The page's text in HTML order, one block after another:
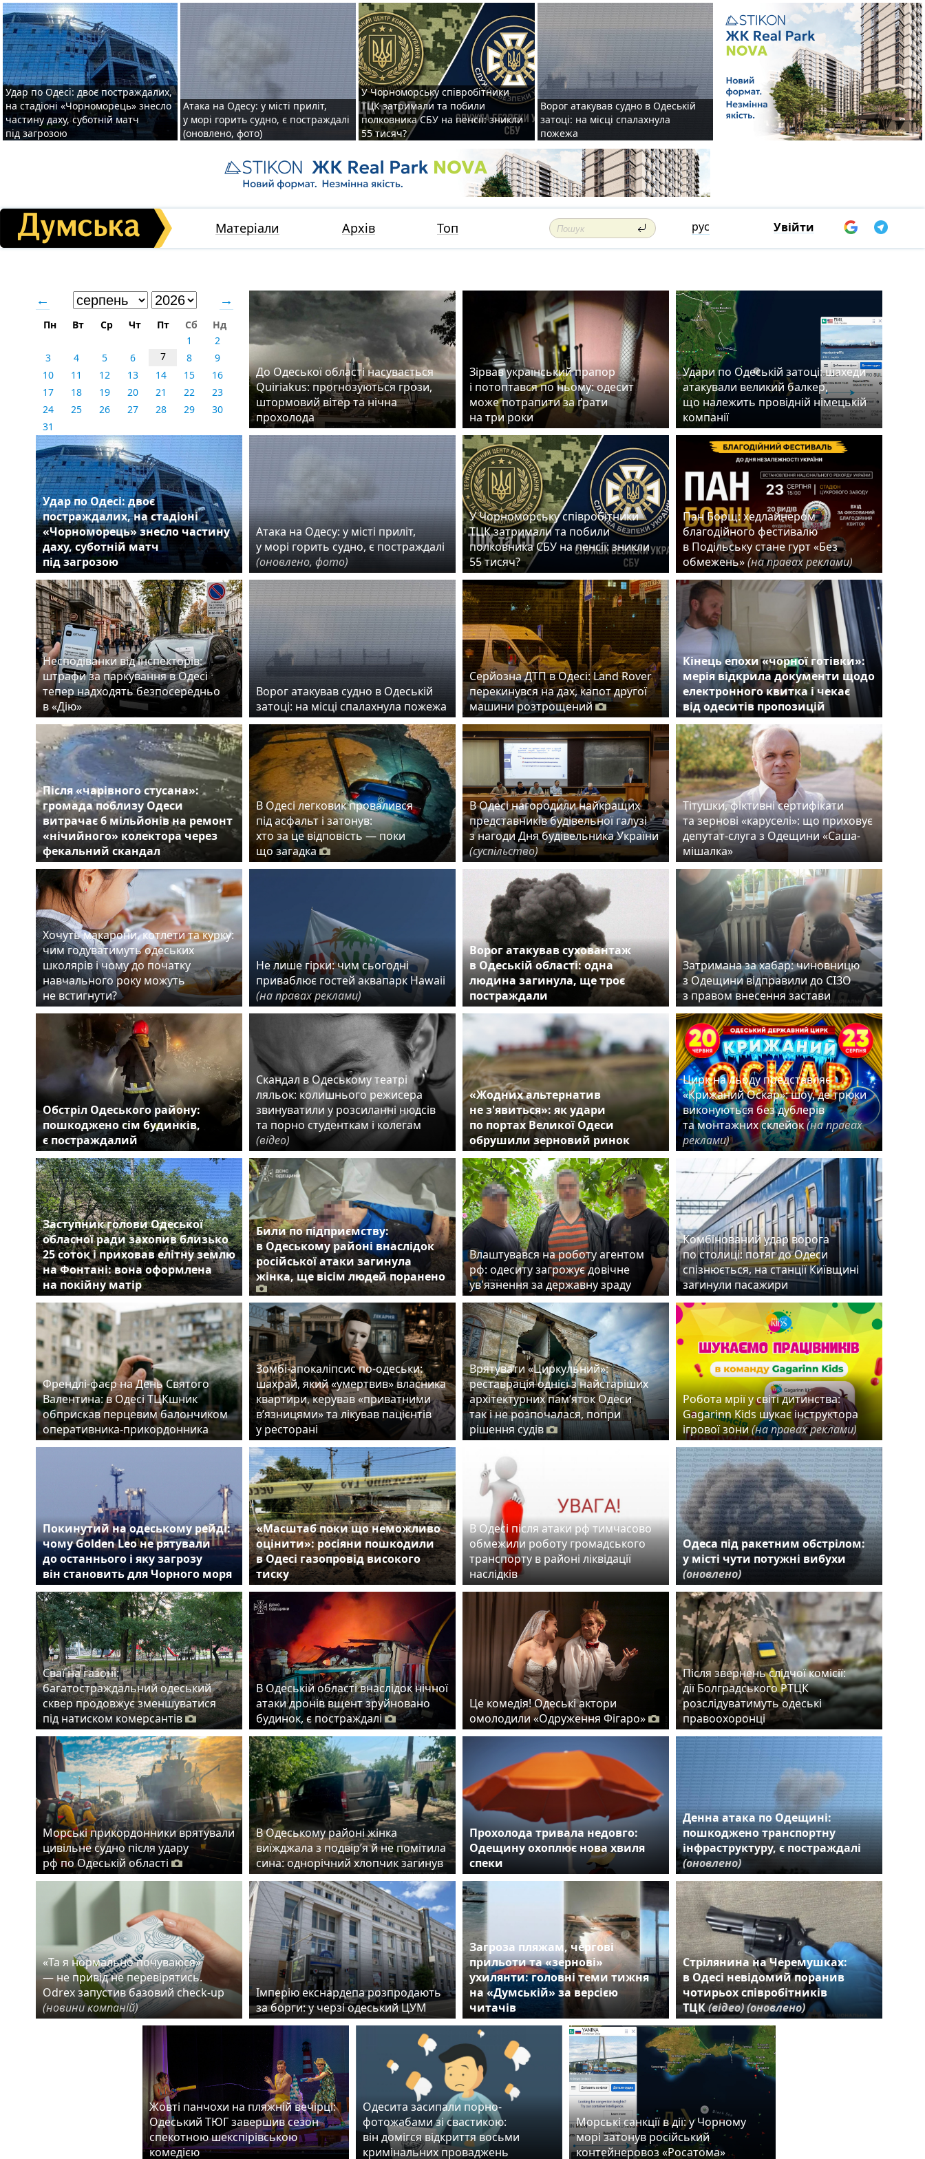
Удар по Одесі: двоє постраждалих,
на стадіоні «Чорноморець» знесло
частину даху, суботній матч
під загрозою
Атака на Одесу: у місті приліт,
у морі горить судно, є постраждалі
(оновлено, фото)
У Чорноморську співробітники
ТЦК затримали та побили
полковника СБУ на пенсії: зникли
55 тисяч?
Ворог атакував судно в Одеській
затоці: на місці спалахнула
пожежа
Матеріали Архів Топ рус Увійти
← →
Пн Вт Ср Чт Пт Сб
Нд
1
2
3
4 5 6 7 8
9
10
11 12 13 14 15
16
17
18 19 20 21 22
23
24
25 26 27 28 29
30
31
До Одеської області насувається
Quiriakus: прогнозуються грози,
штормовий вітер та нічна
прохолода
Зірвав український прапор
і потоптався по ньому: одесит
може потрапити за ґрати
на три роки
Удари по Одеській затоці: шахеди
атакували великий балкер,
що належить провідній німецькій
компанії
Удар по Одесі: двоє
постраждалих, на стадіоні
«Чорноморець» знесло частину
даху, суботній матч
під загрозою
Атака на Одесу: у місті приліт,
у морі горить судно, є постраждалі
(оновлено, фото)
У Чорноморську співробітники
ТЦК затримали та побили
полковника СБУ на пенсії: зникли
55 тисяч?
Пан Борщ: хедлайнером
благодійного фестивалю
в Подільську стане гурт «Без
обмежень»(на правах реклами)
Несподіванки від інспекторів:
штрафи за паркування в Одесі
тепер надходять безпосередньо
в «Дію»
Ворог атакував судно в Одеській
затоці: на місці спалахнула пожежа
Серйозна ДТП в Одесі: Land Rover
перекинувся на дах, капот другої
машини розтрощений
Кінець епохи «чорної готівки»:
мерія відкрила документи щодо
електронного квитка і чекає
від одеситів пропозицій
Після «чарівного стусана»:
громада поблизу Одеси
витрачає 6 мільйонів на ремонт
«нічийного» колектора через
фекальний скандал
В Одесі легковик провалився
під асфальт і затонув:
хто за це відповість — поки
що загадка
В Одесі нагородили найкращих
представників будівельної галузі
з нагоди Дня будівельника України
(суспільство)
Тітушки, фіктивні сертифікати
та зернові «каруселі»: що приховує
депутат-слуга з Одещини «Саша-
мішалка»
Хочуть макарони, котлети та курку:
чим годуватимуть одеських
школярів і чому до початку
навчального року можуть
не встигнути?
Не лише гірки: чим сьогодні
приваблює гостей аквапарк Hawaii
(на правах реклами)
Ворог атакував суховантаж
в Одеській області: одна
людина загинула, ще троє
постраждали
Затримана за хабар: чиновницю
з Одещини відправили до СІЗО
з правом внесення застави
Обстріл Одеського району:
пошкоджено сім будинків,
є постраждалий
Скандал в Одеському театрі
ляльок: колишнього режисера
звинуватили у розсиланні нюдсів
та порно студенткам і колегам
(відео)
«Жодних альтернатив
не з'явиться»: як удари
по портах Великої Одеси
обрушили зерновий ринок
Цирк на льоду представляє
«Крижаний Оскар»: шоу, де трюки
виконуються без дублерів
та монтажних склейок(на правах
реклами)
Заступник голови Одеської
обласної ради захопив близько
25 соток і приховав елітну землю
на Фонтані: вона оформлена
на покійну матір
Били по підприємству:
в Одеському районі внаслідок
російської атаки загинула
жінка, ще вісім людей поранено
Влаштувався на роботу агентом
рф: одеситу загрожує довічне
ув'язнення за державну зраду
Комбінований удар ворога
по столиці: потяг до Одеси
спізнюється, на станції Київщині
загинули пасажири
Френдлі-фаєр на День Святого
Валентина: в Одесі ТЦКшник
обприскав перцевим балончиком
оперативника-прикордонника
Зомбі-апокаліпсис по-одеськи:
шахрай, який «умертвив» власника
квартири, керував «приватними
в’язницями» та лікував пацієнтів
у ресторані
Врятувати «Циркульний»:
реставрація однієї з найстаріших
архітектурних пам’яток Одеси
так і не розпочалася, попри
рішення судів
Робота мрії у світі дитинства:
Gagarinn Kids шукає інструктора
ігрової зони(на правах реклами)
Покинутий на одеському рейді:
чому Golden Leo не рятували
до останнього і яку загрозу
він становить для Чорного моря
«Масштаб поки що неможливо
оцінити»: росіяни пошкодили
в Одесі газопровід високого
тиску
В Одесі після атаки рф тимчасово
обмежили роботу громадського
транспорту в районі ліквідації
наслідків
Одеса під ракетним обстрілом:
у місті чути потужні вибухи
(оновлено)
Сваї на газоні:
багатостраждальний одеський
сквер продовжує зменшуватися
під натиском комерсантів
В Одеській області внаслідок нічної
атаки дронів вщент зруйновано
будинок, є постраждалі
Це комедія! Одеські актори
омолодили «Одруження Фігаро»
Після звернень слідчої комісії:
дії Болградського РТЦК
розслідуватимуть одеські
правоохоронці
Морські прикордонники врятували
цивільне судно після удару
рф по Одеській області
В Одеському районі жінка
виїжджала з подвір’я й не помітила
сина: однорічний хлопчик загинув
Прохолода тривала недовго:
Одещину охоплює нова хвиля
спеки
Денна атака по Одещині:
пошкоджено транспортну
інфраструктуру, є постраждалі
(оновлено)
«Та я нормально почуваюся»
— не привід не перевірятись.
Odrex запустив базовий check-up
(новини компаній)
Імперію екснардепа розпродають
за борги: у черзі одеський ЦУМ
Загроза пляжам, чергові
прильоти та «зернові»
ухилянти: головні теми тижня
на «Думській» за версією
читачів
Стрілянина на Черемушках:
в Одесі невідомий поранив
чотирьох співробітників
ТЦК(відео)(оновлено)
Жовті панчохи на пляжній вечірці:
Одеський ТЮГ завершив сезон
спекотною шекспірівською
комедією
Одесита засипали порно-
фотожабами зі свастикою:
він домігся відкриття восьми
кримінальних проваджень
Морські санкції в дії: у Чорному
морі затонув російський
контейнеровоз «Росатома»